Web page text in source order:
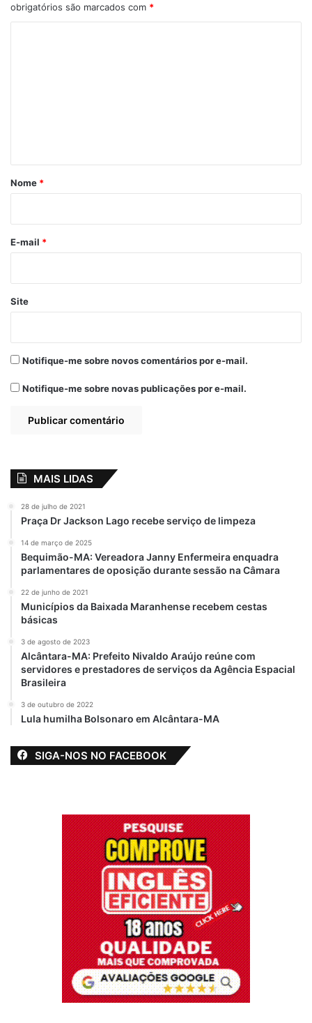
obrigatórios são marcados com *
r
*
Nome *
E-mail *
Site
Notifique-me sobre novos comentários por e-mail.
Notifique-me sobre novas publicações por e-mail.
MAIS LIDAS
28 de julho de 2021
Praça Dr Jackson Lago recebe serviço de limpeza
14 de março de 2025
Bequimão-MA: Vereadora Janny Enfermeira enquadra
parlamentares de oposição durante sessão na Câmara
22 de junho de 2021
Municípios da Baixada Maranhense recebem cestas
básicas
3 de agosto de 2023
Alcântara-MA: Prefeito Nivaldo Araújo reúne com
servidores e prestadores de serviços da Agência Espacial
Brasileira
3 de outubro de 2022
Lula humilha Bolsonaro em Alcântara-MA
SIGA-NOS NO FACEBOOK